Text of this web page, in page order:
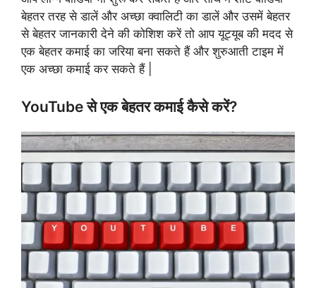
बेहतर तरह से डालें और अच्छा क्वालिटी का डालें और उसमें बेहतर
से बेहतर जानकारी देने की कोशिश करें तो आप यूट्यूब की मदद से
एक बेहतर कमाई का जरिया बना सकते हैं और शुरुआती टाइम में
एक अच्छा कमाई कर सकते हैं |
YouTube से एक बेहतर कमाई कैसे करें?